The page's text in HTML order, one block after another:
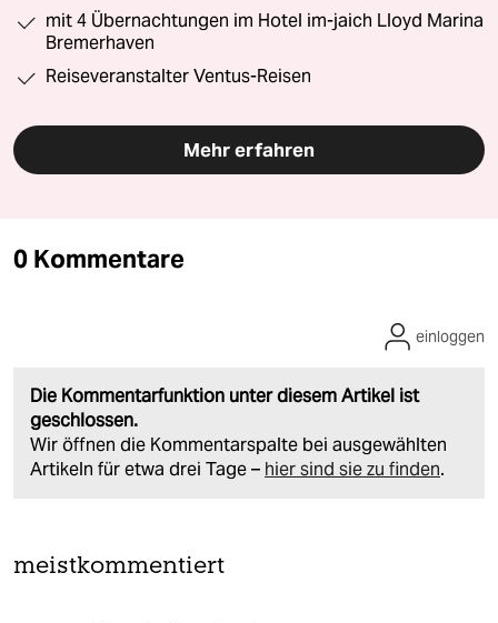
mit 4 Übernachtungen im Hotel im-jaich Lloyd Marina
Bremerhaven
Reiseveranstalter Ventus-Reisen
Mehr erfahren
0 Kommentare
Die Kommentarfunktion unter diesem Artikel ist
geschlossen.
Wir öffnen die Kommentarspalte bei ausgewählten
Artikeln für etwa drei Tage – hier sind sie zu finden.
einloggen
meistkommentiert